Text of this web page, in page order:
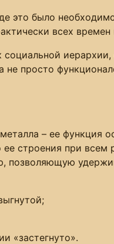
это было
всех времен
иерархии,
не просто
– ее функция
ее строения при
позволяющую
«застегнуто».